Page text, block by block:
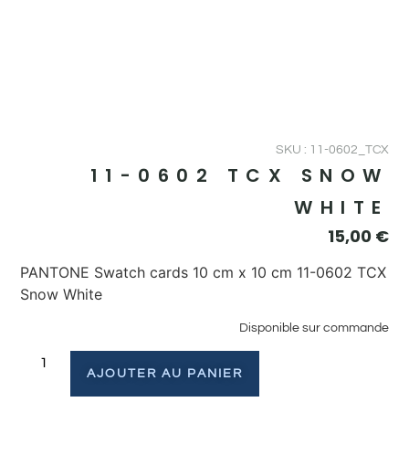
SKU : 11-0602_TCX
11-0602 TCX SNOW
WHITE
15,00 €
PANTONE Swatch cards 10 cm x 10 cm 11-0602 TCX
Snow White
Disponible sur commande
AJOUTER AU PANIER